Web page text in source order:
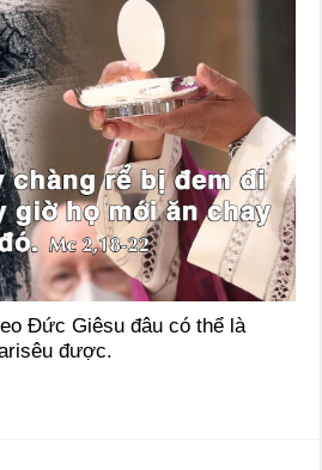
Đức Giêsu đâu có thể là
được.